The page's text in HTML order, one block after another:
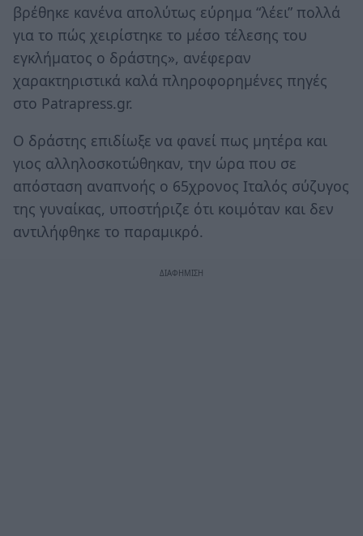
βρέθηκε κανένα απολύτως εύρημα “λέει” πολλά
για το πώς χειρίστηκε το μέσο τέλεσης του
εγκλήματος ο δράστης», ανέφεραν
χαρακτηριστικά καλά πληροφορημένες πηγές
στο Patrapress.gr.
Ο δράστης επιδίωξε να φανεί πως μητέρα και
γιος αλληλοσκοτώθηκαν, την ώρα που σε
απόσταση αναπνοής ο 65χρονος Ιταλός σύζυγος
της γυναίκας, υποστήριζε ότι κοιμόταν και δεν
αντιλήφθηκε το παραμικρό.